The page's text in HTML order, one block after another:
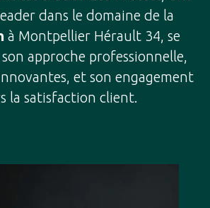
dans le domaine de la
à Montpellier Hérault 34, se
approche professionnelle,
et son engagement
la satisfaction client.